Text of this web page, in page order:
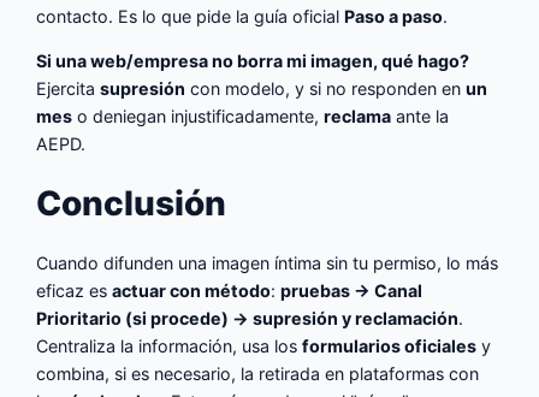
contacto. Es lo que pide la guía oficialPaso a paso.
Si una web/empresa no borra mi imagen, qué hago?
Ejercitasupresión con modelo, y si no responden enun
mes o deniegan injustificadamente,reclama ante la
AEPD.
Conclusión
Cuando difunden una imagen íntima sin tu permiso, lo más
eficaz esactuar con método:pruebas → Canal
Prioritario (si procede) → supresión y reclamación.
Centraliza la información, usa losformularios oficiales y
combina, si es necesario, la retirada en plataformas con